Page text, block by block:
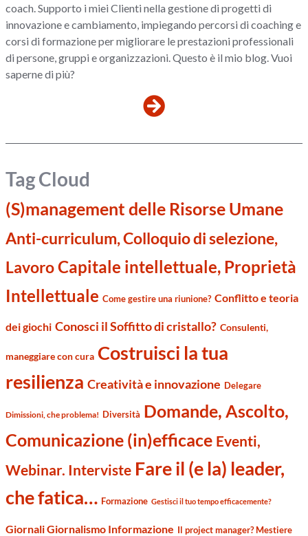
coach. Supporto i miei Clienti nella gestione di progetti di
innovazione e cambiamento, impiegando percorsi di coaching e
corsi di formazione per migliorare le prestazioni professionali
di persone, gruppi e organizzazioni. Questo è il mio blog. Vuoi
saperne di più?
Tag Cloud
(S)management delle Risorse Umane
Anti-curriculum, Colloquio di selezione,
LavoroCapitale intellettuale, Proprietà
Intellettuale Come gestire una riunione? Conflitto e teoria
dei giochi Conosci il Soffitto di cristallo? Consulenti,
maneggiare con cura Costruisci la tua
resilienza Creatività e innovazione Delegare
Dimissioni, che problema! Diversità Domande, Ascolto,
Comunicazione (in)efficace Eventi,
Webinar. Interviste Fare il (e la) leader,
che fatica… Formazione Gestisci il tuo tempo efficacemente?
Giornali Giornalismo Informazione Il project manager? Mestiere